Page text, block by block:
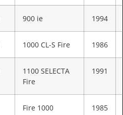
900 ie 1994
1000 CL-S Fire 1986
1100 SELECTA
Fire
1991
Fire 1000 1985